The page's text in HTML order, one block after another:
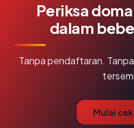
Periksa
dalam
Tanpa pendaftaran.
Mulai